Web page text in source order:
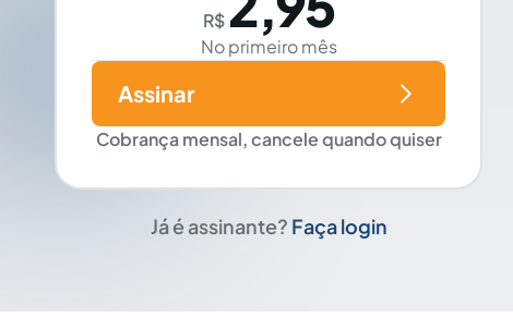
R$
No primeiro mês
Cobrança mensal, cancele quando quiser
Assinar
Já é assinante? Faça login